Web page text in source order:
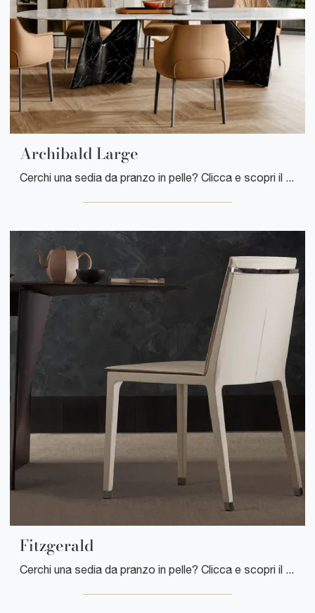
Archibald Large
Cerchi una sedia da pranzo in pelle? Clicca e scopri il modello Archibald Large di Poltrona Frau per completare i tuoi interni perfettamente.
Fitzgerald
Cerchi una sedia da pranzo in pelle? Clicca e scopri il modello Fitzgerald di Poltrona Frau per completare i tuoi interni ottimamente.